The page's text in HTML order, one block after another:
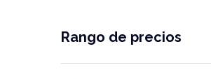
Rango de precios